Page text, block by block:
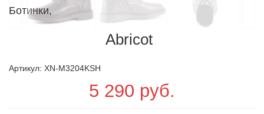
Ботинки,
Abricot
Артикул: XN-M3204KSH
5 290 руб.